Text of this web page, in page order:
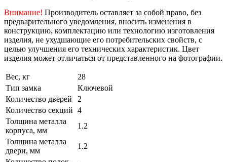
Внимание! Производитель оставляет за собой право, без
предварительного уведомления, вносить изменения в
конструкцию, комплектацию или технологию изготовления
изделия, не ухудшающие его потребительских свойств, с
целью улучшения его технических характеристик. Цвет
изделия может отличаться от представленного на фотографии.
Вес, кг
28
Тип замка
Ключевой
Количество дверей
2
Количество секций 4
Толщина металла
корпуса, мм
1.2
Толщина металла
двери, мм
1.2